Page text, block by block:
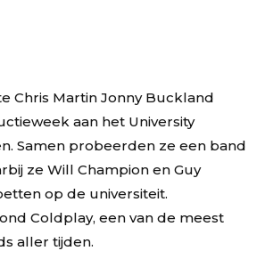
Chris Martin Jonny Buckland
aan het University
Samen probeerden ze een band
ze Will Champion en Guy
op de universiteit.
Coldplay, een van de meest
aller tijden.